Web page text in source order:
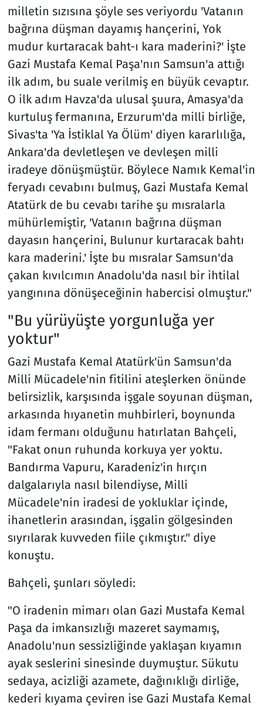
milletin sızısına şöyle ses veriyordu 'Vatanın
bağrına düşman dayamış hançerini, Yok
mudur kurtaracak baht-ı kara maderini?' İşte
Gazi Mustafa Kemal Paşa'nın Samsun'a attığı
ilk adım, bu suale verilmiş en büyük cevaptır.
O ilk adım Havza'da ulusal şuura, Amasya'da
kurtuluş fermanına, Erzurum'da milli birliğe,
Sivas'ta 'Ya İstiklal Ya Ölüm' diyen kararlılığa,
Ankara'da devletleşen ve devleşen milli
iradeye dönüşmüştür. Böylece Namık Kemal'in
feryadı cevabını bulmuş, Gazi Mustafa Kemal
Atatürk de bu cevabı tarihe şu mısralarla
mühürlemiştir, 'Vatanın bağrına düşman
dayasın hançerini, Bulunur kurtaracak bahtı
kara maderini.' İşte bu mısralar Samsun'da
çakan kıvılcımın Anadolu'da nasıl bir ihtilal
yangınına dönüşeceğinin habercisi olmuştur."
"Bu yürüyüşte yorgunluğa yer
yoktur"
Gazi Mustafa Kemal Atatürk'ün Samsun'da
Milli Mücadele'nin fitilini ateşlerken önünde
belirsizlik, karşısında işgale soyunan düşman,
arkasında hıyanetin muhbirleri, boynunda
idam fermanı olduğunu hatırlatan Bahçeli,
"Fakat onun ruhunda korkuya yer yoktu.
Bandırma Vapuru, Karadeniz'in hırçın
dalgalarıyla nasıl bilendiyse, Milli
Mücadele'nin iradesi de yokluklar içinde,
ihanetlerin arasından, işgalin gölgesinden
sıyrılarak kuvveden fiile çıkmıştır." diye
konuştu.
Bahçeli, şunları söyledi:
"O iradenin mimarı olan Gazi Mustafa Kemal
Paşa da imkansızlığı mazeret saymamış,
Anadolu'nun sessizliğinde yaklaşan kıyamın
ayak seslerini sinesinde duymuştur. Sükutu
sedaya, acizliği azamete, dağınıklığı dirliğe,
kederi kıyama çeviren ise Gazi Mustafa Kemal